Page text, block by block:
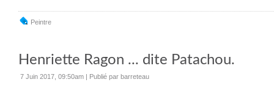
Peintre
Henriette Ragon ... dite Pata­chou.
7 Juin 2017, 09:50am | Publié par barreteau